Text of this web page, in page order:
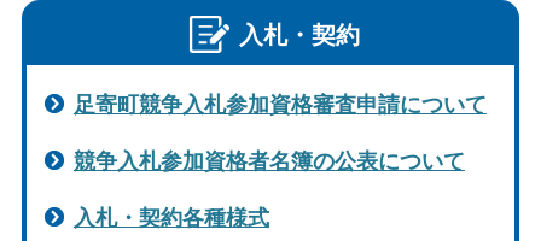
入札・契約
足寄町競争入札参加資格審査申請について
競争入札参加資格者名簿の公表について
入札・契約各種様式